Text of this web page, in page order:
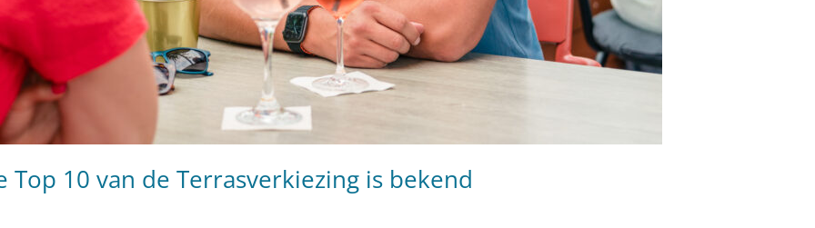
Top 10 van de Terrasverkiezing is bekend